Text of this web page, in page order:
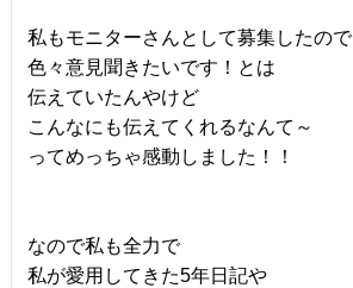
私もモニターさんとして募集したので
色々意見聞きたいです！とは
伝えていたんやけど
こんなにも伝えてくれるなんて～
ってめっちゃ感動しました！！
なので私も全力で
私が愛用してきた5年日記や